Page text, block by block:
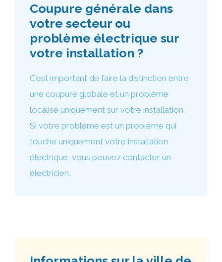
Coupure générale dans
votre secteur ou
problème électrique sur
votre installation ?
C’est important de faire la distinction entre
une coupure globale et un problème
localisé uniquement sur votre installation.
Si votre problème est un problème qui
touche uniquement votre installation
électrique, vous pouvez contacter un
électricien.